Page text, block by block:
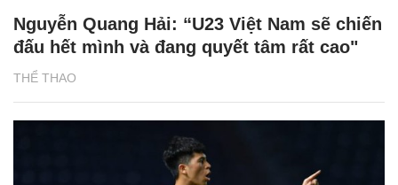
THỂ THAO
Nguyễn Quang Hải: “U23 Việt Nam sẽ chiến
đấu hết mình và đang quyết tâm rất cao"